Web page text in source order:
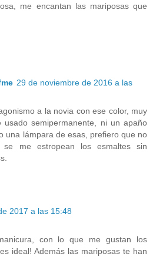
me encantan las mariposas que
29 de noviembre de 2016 a las
a la novia con ese color, muy
usado semipermanente, ni un apaño
una lámpara de esas, prefiero que no
me estropean los esmaltes sin
2017 a las 15:48
con lo que me gustan los
ideal! Además las mariposas te han